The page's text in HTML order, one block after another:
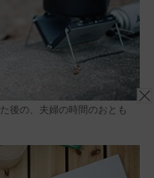
後の、夫婦の時間のおとも